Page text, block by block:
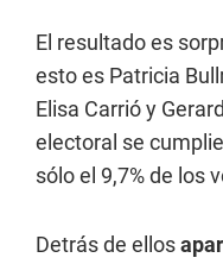
El resultado es
esto es Patricia
Elisa Carrió y
electoral se
sólo el 9,7% de los
Detrás de ellos